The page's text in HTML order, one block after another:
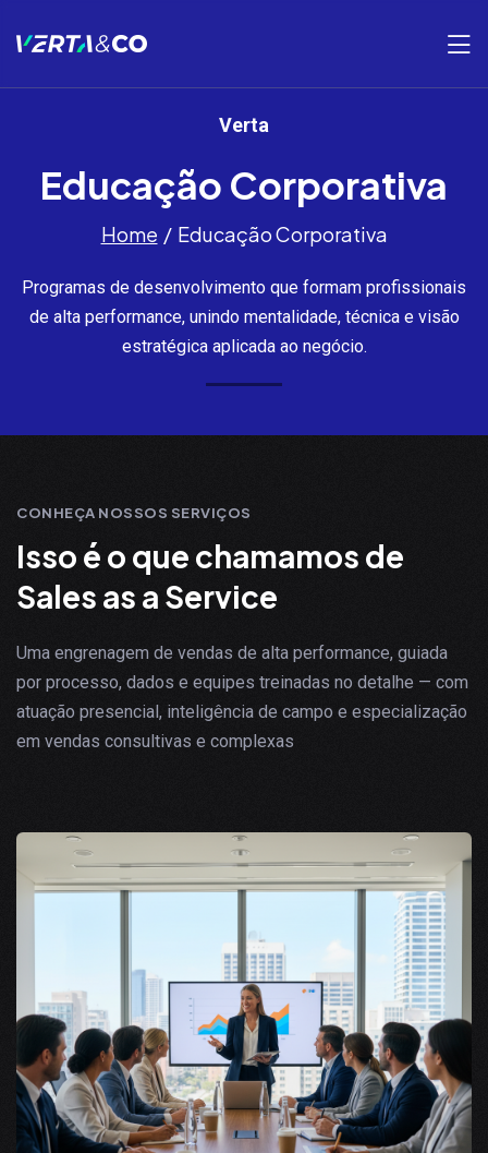
Verta
Educação Corporativa
Home Educação Corporativa
Programas de desenvolvimento que formam profissionais
de alta performance, unindo mentalidade, técnica e visão
estratégica aplicada ao negócio.
CONHEÇA NOSSOS SERVIÇOS
Isso é o que chamamos de
Sales as a Service
Uma engrenagem de vendas de alta performance, guiada
por processo, dados e equipes treinadas no detalhe — com
atuação presencial, inteligência de campo e especialização
em vendas consultivas e complexas